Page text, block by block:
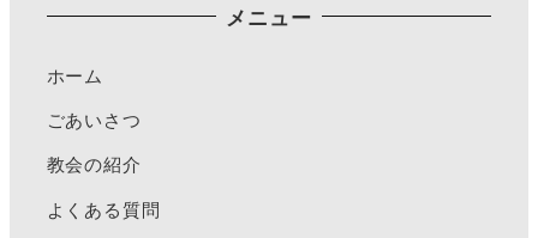
メニュー
ホーム
ごあいさつ
教会の紹介
よくある質問